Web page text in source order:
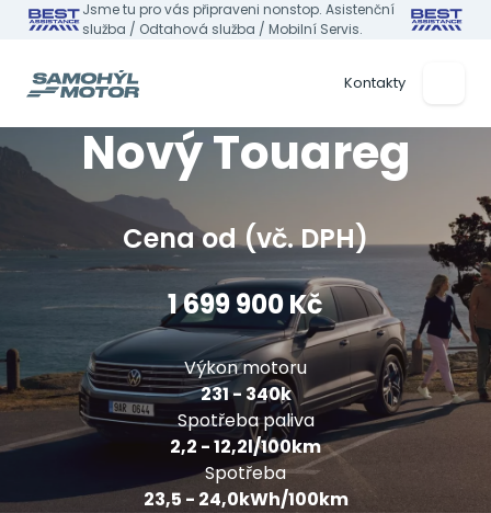
Jsme tu pro vás připraveni nonstop. Asistenční
služba / Odtahová služba / Mobilní Servis.
Kontakty
Nový Touareg
Cena od (vč. DPH)
1 699 900 Kč
Výkon motoru
231 - 340k
Spotřeba paliva
2,2 - 12,2l/100km
Spotřeba
23,5 - 24,0kWh/100km